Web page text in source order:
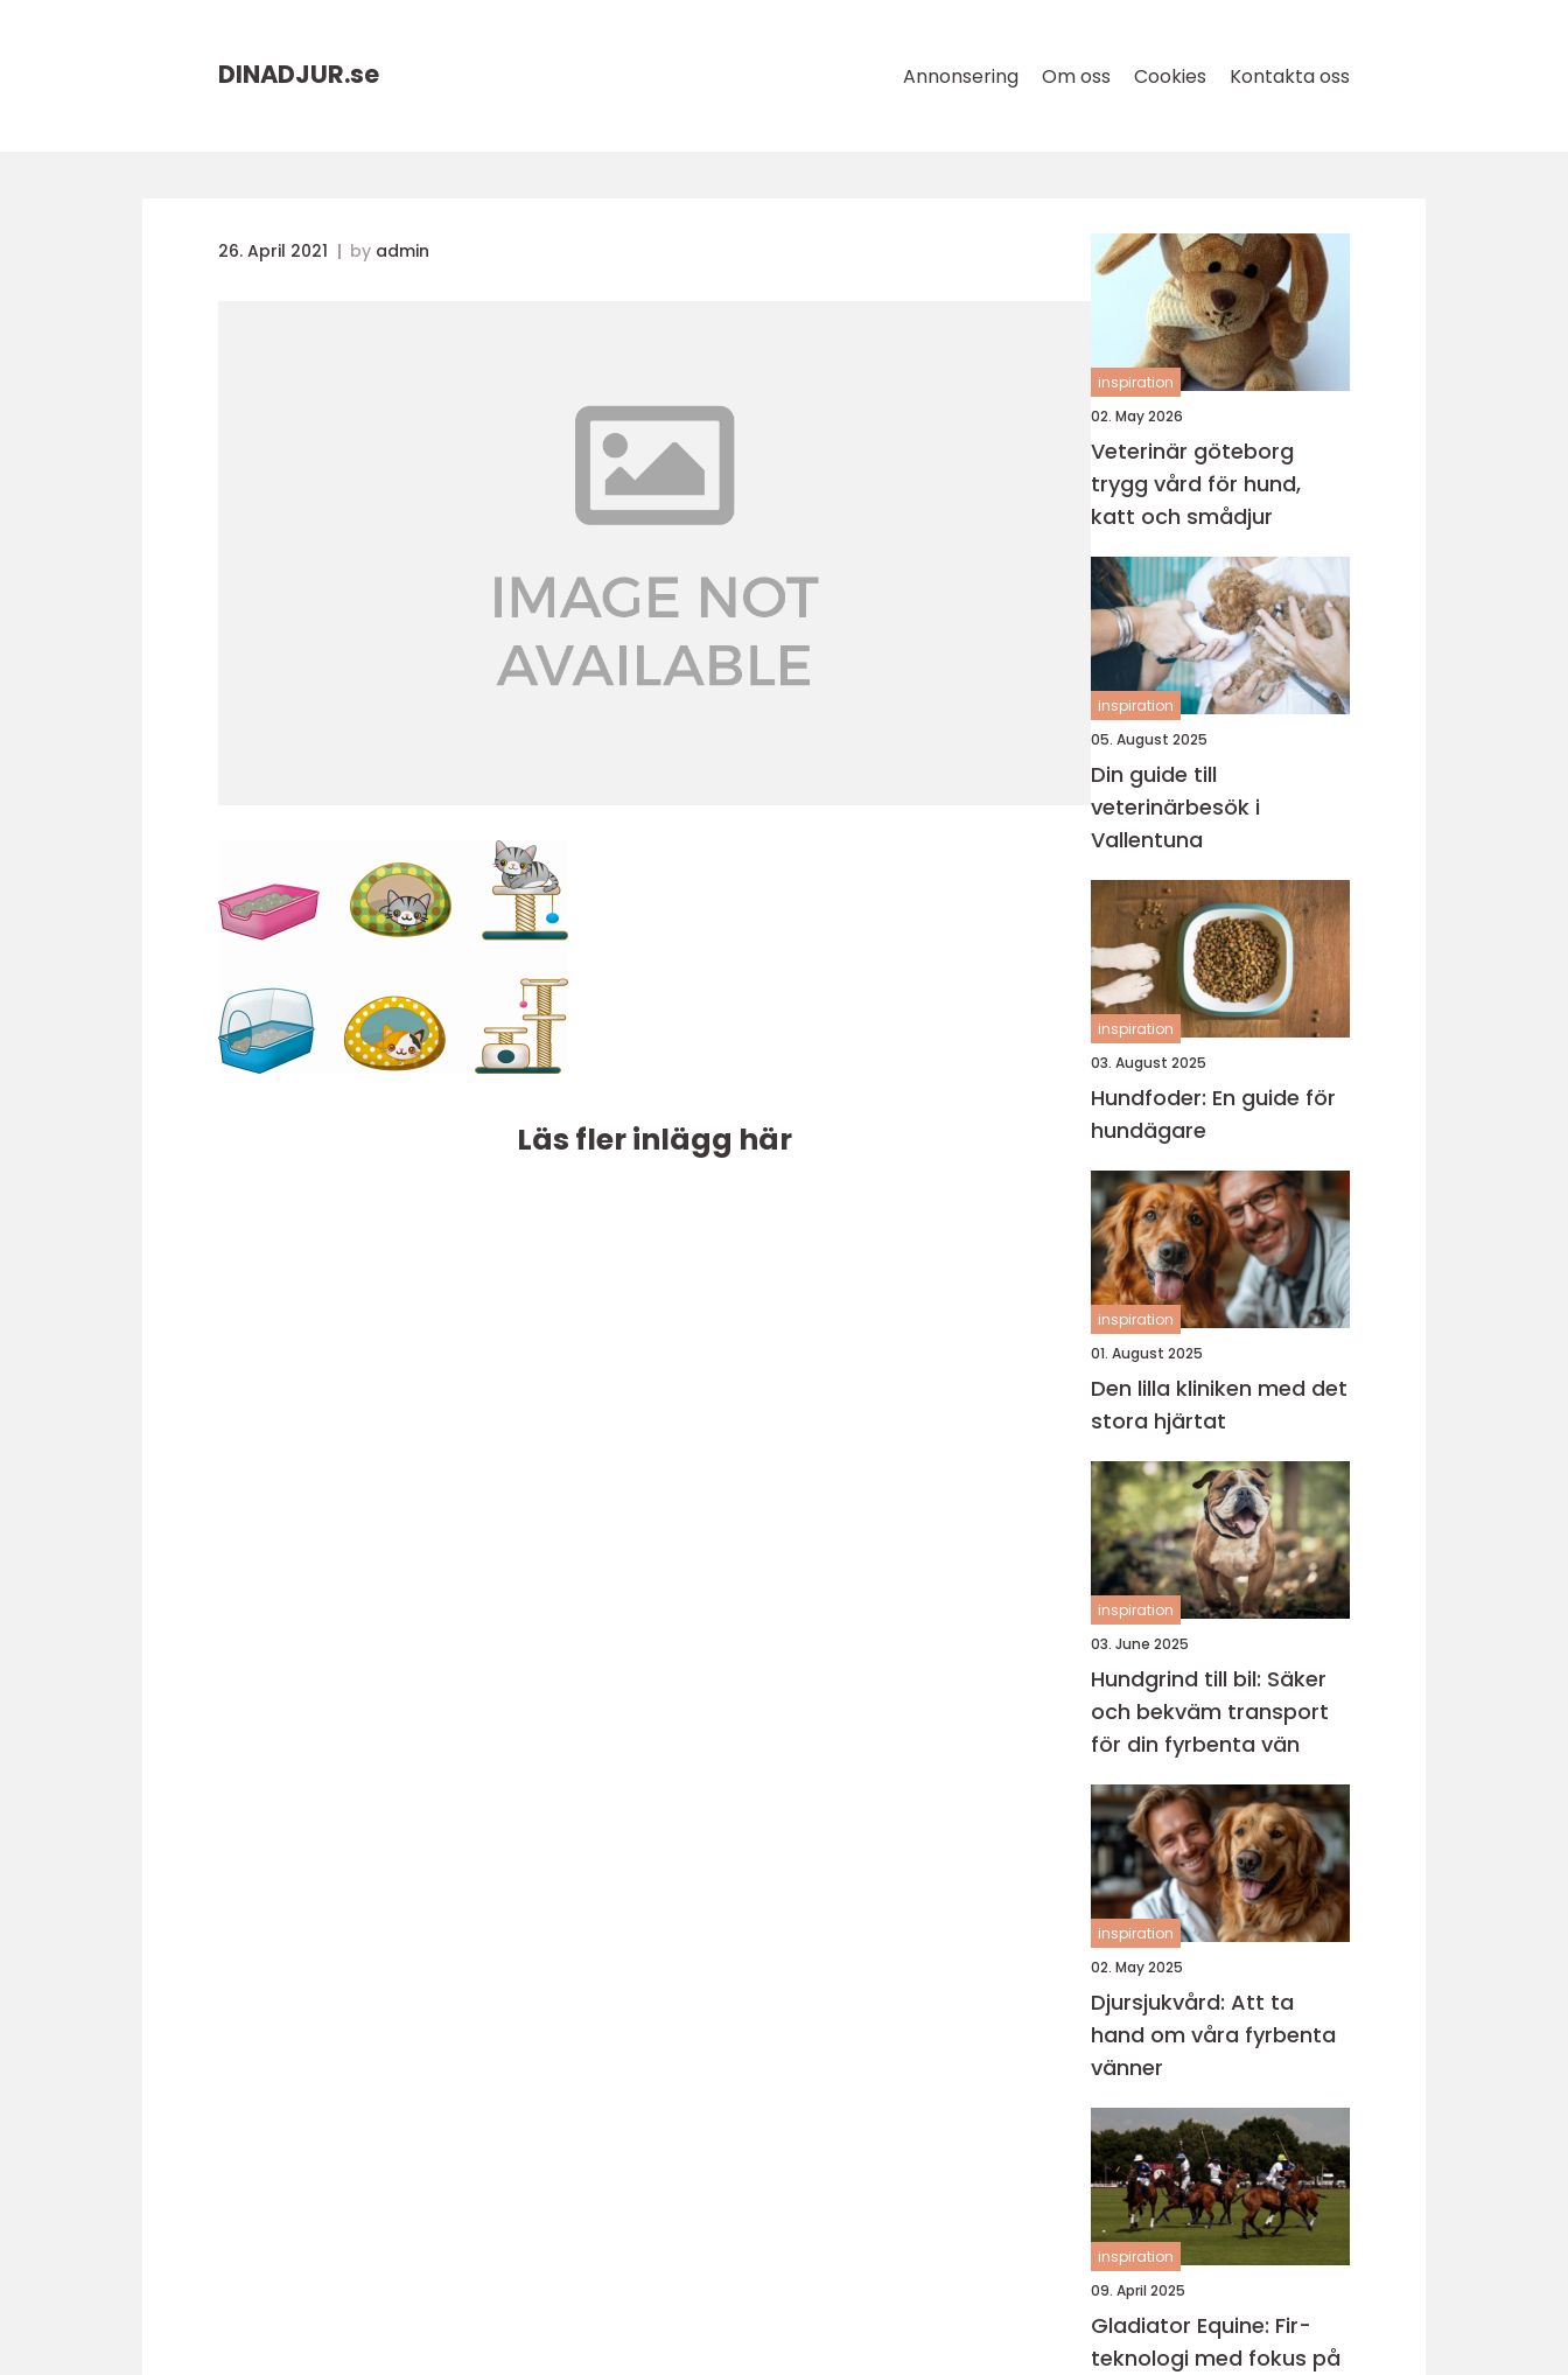
DINADJUR.se Annonsering Om oss Cookies Kontakta oss
26. April 2021 by admin
Läs fler inlägg här
inspiration
02. May 2026
Veterinär göteborg
trygg vård för hund,
katt och smådjur
inspiration
05. August 2025
Din guide till
veterinärbesök i
Vallentuna
inspiration
03. August 2025
Hundfoder: En guide för
hundägare
inspiration
01. August 2025
Den lilla kliniken med det
stora hjärtat
inspiration
03. June 2025
Hundgrind till bil: Säker
och bekväm transport
för din fyrbenta vän
inspiration
02. May 2025
Djursjukvård: Att ta
hand om våra fyrbenta
vänner
inspiration
09. April 2025
Gladiator Equine: Fir-
teknologi med fokus på